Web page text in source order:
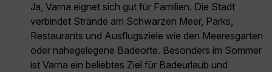
Ja, Varna eignet sich gut für Familien. Die Stadt
verbindet Strände am Schwarzen Meer, Parks,
Restaurants und Ausflugsziele wie den Meeresgarten
oder nahegelegene Badeorte. Besonders im Sommer
ist Varna ein beliebtes Ziel für Badeurlaub und